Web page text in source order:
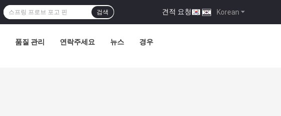
Korean
견적 요청 |
검색
품질 관리 연락주세요 뉴스 경우